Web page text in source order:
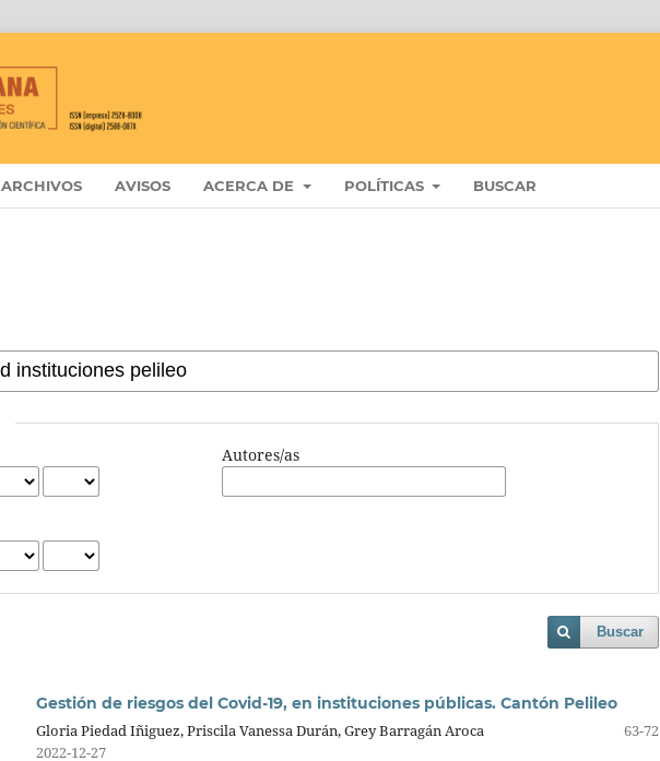
ARCHIVOS AVISOS ACERCA DE POLÍTICAS BUSCAR
Autores/as
Buscar
Gestión de riesgos del Covid-19, en instituciones públicas. Cantón Pelileo
Gloria Piedad Iñiguez, Priscila Vanessa Durán, Grey Barragán Aroca
63-72
2022-12-27